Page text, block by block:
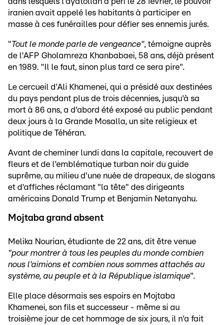
iranien avait appelé les habitants à participer en
masse à ces funérailles pour défier ses ennemis jurés.
"Tout le monde parle de vengeance", témoigne auprès
de l'AFP Gholamreza Khanbabaei, 58 ans, déjà présent
en 1989. "Il le faut, sinon plus tard ce sera pire".
Le cercueil d'Ali Khamenei, qui a présidé aux destinées
du pays pendant plus de trois décennies, jusqu'à sa
mort à 86 ans, a d'abord été exposé au public pendant
deux jours à la Grande Mosalla, un site religieux et
politique de Téhéran.
Avant de cheminer lundi dans la capitale, recouvert de
fleurs et de l'emblématique turban noir du guide
suprême, au milieu d'une nuée de drapeaux, de slogans
et d'affiches réclamant "la tête" des dirigeants
américains Donald Trump et Benjamin Netanyahu.
Mojtaba grand absent
Melika Nourian, étudiante de 22 ans, dit être venue
"pour montrer à tous les peuples du monde combien
nous l'aimions et combien nous sommes attachés au
système, au peuple et à la République islamique".
Elle place désormais ses espoirs en Mojtaba
Khamenei, son fils et successeur - même si au
troisième jour de cet hommage de six jours, il n'a fait